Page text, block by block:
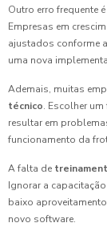
Outro erro frequente
Empresas em
ajustados conforme
uma nova
Ademais, muitas
técnico. Escolher
resultar em
funcionamento da
A falta de
Ignorar a
baixo
novo software.